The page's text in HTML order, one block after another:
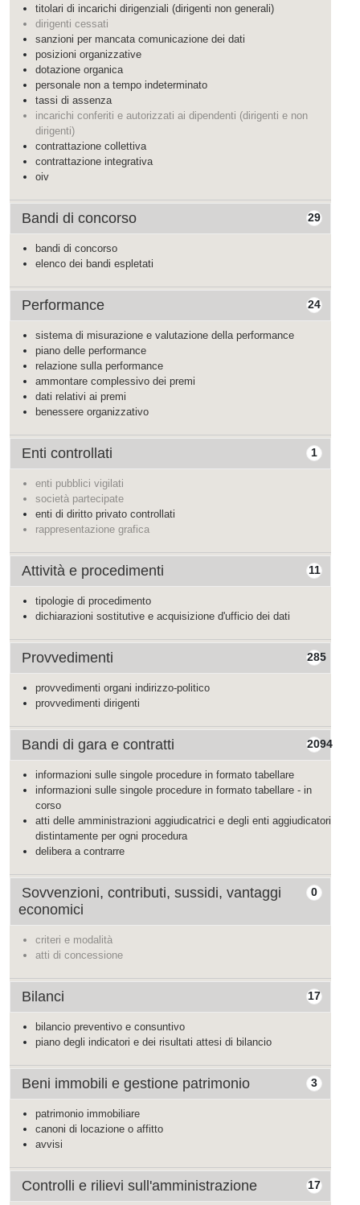
titolari di incarichi dirigenziali (dirigenti non generali)
dirigenti cessati
sanzioni per mancata comunicazione dei dati
posizioni organizzative
dotazione organica
personale non a tempo indeterminato
tassi di assenza
incarichi conferiti e autorizzati ai dipendenti (dirigenti e non
dirigenti)
contrattazione collettiva
contrattazione integrativa
oiv
29
Bandi di concorso
bandi di concorso
elenco dei bandi espletati
24
Performance
sistema di misurazione e valutazione della performance
piano delle performance
relazione sulla performance
ammontare complessivo dei premi
dati relativi ai premi
benessere organizzativo
1
Enti controllati
enti pubblici vigilati
società partecipate
enti di diritto privato controllati
rappresentazione grafica
11
Attività e procedimenti
tipologie di procedimento
dichiarazioni sostitutive e acquisizione d'ufficio dei dati
285
Provvedimenti
provvedimenti organi indirizzo-politico
provvedimenti dirigenti
2094
Bandi di gara e contratti
informazioni sulle singole procedure in formato tabellare
informazioni sulle singole procedure in formato tabellare - in
corso
atti delle amministrazioni aggiudicatrici e degli enti aggiudicatori
distintamente per ogni procedura
delibera a contrarre
0
Sovvenzioni, contributi, sussidi, vantaggi
economici
criteri e modalità
atti di concessione
17
Bilanci
bilancio preventivo e consuntivo
piano degli indicatori e dei risultati attesi di bilancio
3
Beni immobili e gestione patrimonio
patrimonio immobiliare
canoni di locazione o affitto
avvisi
17
Controlli e rilievi sull'amministrazione